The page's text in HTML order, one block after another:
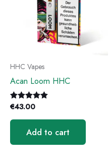
HHC Vapes
Acan Loom HHC
Rated
out of 5
€43.00
Add to cart